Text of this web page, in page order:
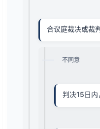
合议庭裁决或裁
不同意
判决15日